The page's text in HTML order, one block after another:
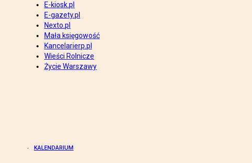
E-kiosk.pl
E-gazety.pl
Nexto.pl
Mała księgowość
Kancelarierp.pl
Wieści Rolnicze
Życie Warszawy
KALENDARIUM